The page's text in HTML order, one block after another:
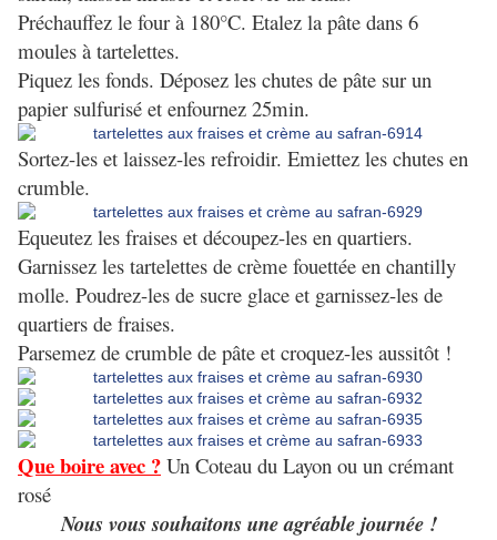
Préchauffez le four à 180°C. Etalez la pâte dans 6
moules à tartelettes.
Piquez les fonds. Déposez les chutes de pâte sur un
papier sulfurisé et enfournez 25min.
Sortez-les et laissez-les refroidir. Emiettez les chutes en
crumble.
Equeutez les fraises et découpez-les en quartiers.
Garnissez les tartelettes de crème fouettée en chantilly
molle. Poudrez-les de sucre glace et garnissez-les de
quartiers de fraises.
Parsemez de crumble de pâte et croquez-les aussitôt !
Que boire avec ? Un Coteau du Layon ou un crémant
rosé
Nous vous souhaitons une agréable journée !